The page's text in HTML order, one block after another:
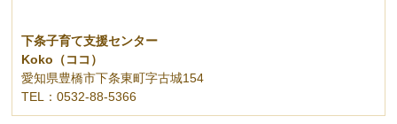
下条子育て支援センター
Koko（ココ）
愛知県豊橋市下条東町字古城154
TEL：0532-88-5366